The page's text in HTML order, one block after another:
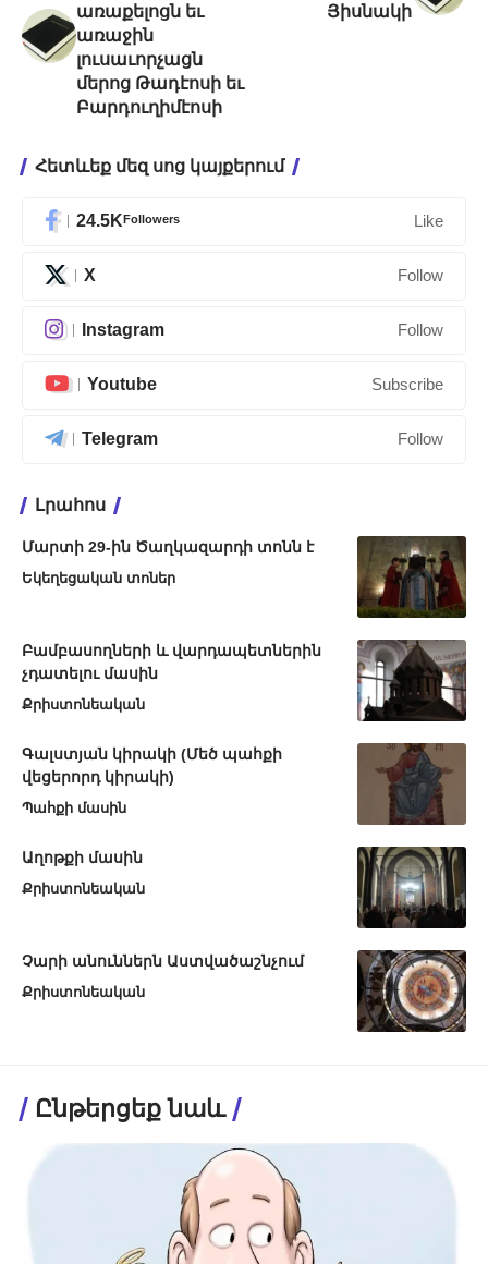
առաքելոցն եւ
առաջին
լուսաւորչացն
մերոց Թադէոսի եւ
Բարդուղիմէոսի
Յիսնակի
Հետևեք մեզ սոց կայքերում
24.5KFollowers Like
X Follow
Instagram Follow
Youtube Subscribe
Telegram Follow
Լրահոս
Մարտի 29-ին Ծաղկազարդի տոնն է
Եկեղեցական տոներ
Բամբասողների և վարդապետներին
չդատելու մասին
Քրիստոնեական
Գալստյան կիրակի (Մեծ պահքի
վեցերորդ կիրակի)
Պահքի մասին
Աղոթքի մասին
Քրիստոնեական
Չարի անուններն Աստվածաշնչում
Քրիստոնեական
Ընթերցեք նաև